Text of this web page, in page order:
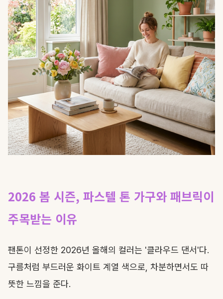
2026 봄 시즌, 파스텔 톤 가구와 패브릭이
주목받는 이유
팬톤이 선정한 2026년 올해의 컬러는 '클라우드 댄서'다.
구름처럼 부드러운 화이트 계열 색으로, 차분하면서도 따
뜻한 느낌을 준다.